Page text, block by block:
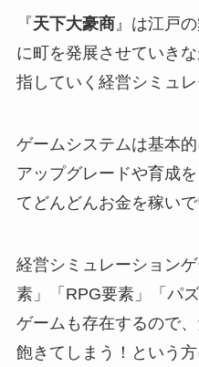
『天下大豪商』は江戸
に町を発展させていき
指していく経営シミュ
ゲームシステムは基本
アップグレードや育成
てどんどんお金を稼いで
経営シミュレーション
素」「RPG要素」「パ
ゲームも存在するので
飽きてしまう！という